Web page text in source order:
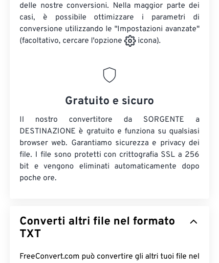
delle nostre conversioni. Nella maggior parte dei
casi, è possibile ottimizzare i parametri di
conversione utilizzando le "Impostazioni avanzate"
(facoltativo, cercare l'opzione
icona).
Gratuito e sicuro
Il nostro convertitore da SORGENTE a
DESTINAZIONE è gratuito e funziona su qualsiasi
browser web. Garantiamo sicurezza e privacy dei
file. I file sono protetti con crittografia SSL a 256
bit e vengono eliminati automaticamente dopo
poche ore.
Converti altri file nel formato
TXT
FreeConvert.com può convertire gli altri tuoi file nel